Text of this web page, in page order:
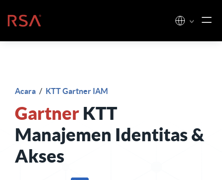
Beranda
Acara / KTT Gartner IAM
Gartner KTT
Manajemen Identitas &
Akses